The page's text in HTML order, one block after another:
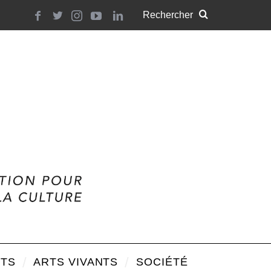
ARTS VIVANTS SOCIÉTÉ